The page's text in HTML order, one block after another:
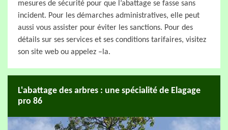
mesures de sécurité pour que l’abattage se fasse sans
incident. Pour les démarches administratives, elle peut
aussi vous assister pour éviter les sanctions. Pour des
détails sur ses services et ses conditions tarifaires, visitez
son site web ou appelez –la.
L'abattage des arbres : une spécialité de Elagage
pro 86